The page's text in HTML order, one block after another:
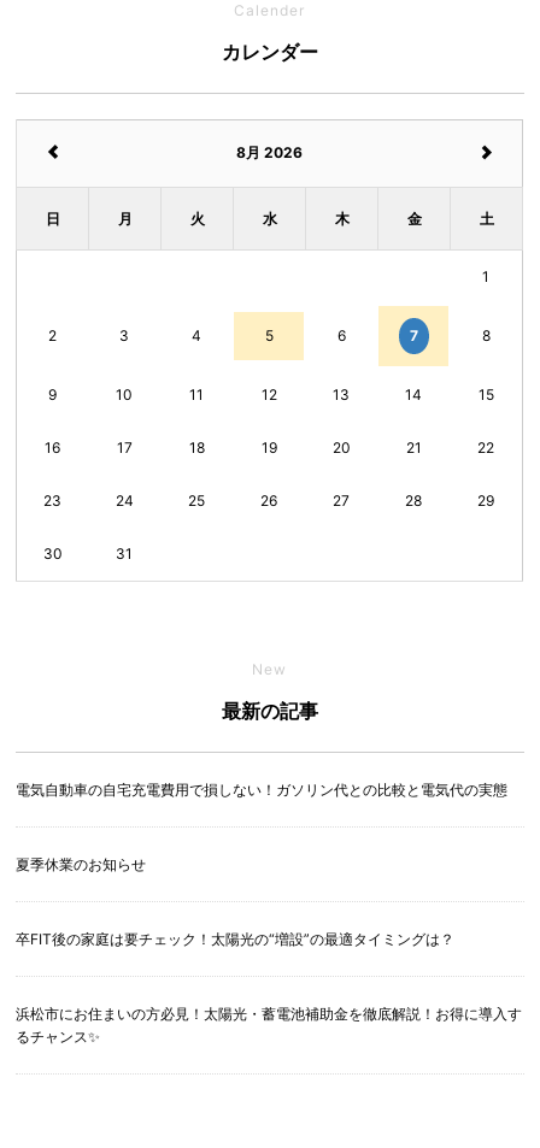
Calender
カレンダー
8月 2026
日 月 火 水 木 金 土
1
2 3 4 5 6 7 8
9 10 11 12 13 14 15
16 17 18 19 20 21 22
23 24 25 26 27 28 29
30 31
New
最新の記事
電気自動車の自宅充電費用で損しない！ガソリン代との比較と電気代の実態
夏季休業のお知らせ
卒FIT後の家庭は要チェック！太陽光の“増設”の最適タイミングは？
浜松市にお住まいの方必見！太陽光・蓄電池補助金を徹底解説！お得に導入す
るチャンス✨